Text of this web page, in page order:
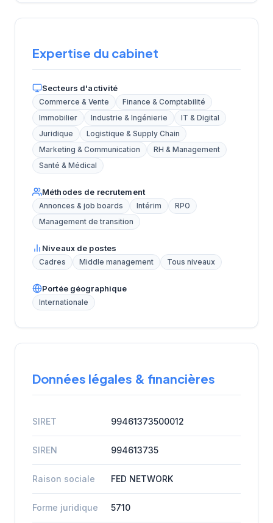
Expertise du cabinet
Secteurs d'activité
Commerce & Vente
Finance & Comptabilité
Immobilier
Industrie & Ingénierie
IT & Digital
Juridique
Logistique & Supply Chain
Marketing & Communication
RH & Management
Santé & Médical
Méthodes de recrutement
Annonces & job boards Intérim
RPO
Management de transition
Niveaux de postes
Cadres Middle management Tous niveaux
Portée géographique
Internationale
Données légales & financières
SIRET 99461373500012
SIREN 994613735
Raison sociale FED NETWORK
Forme juridique 5710